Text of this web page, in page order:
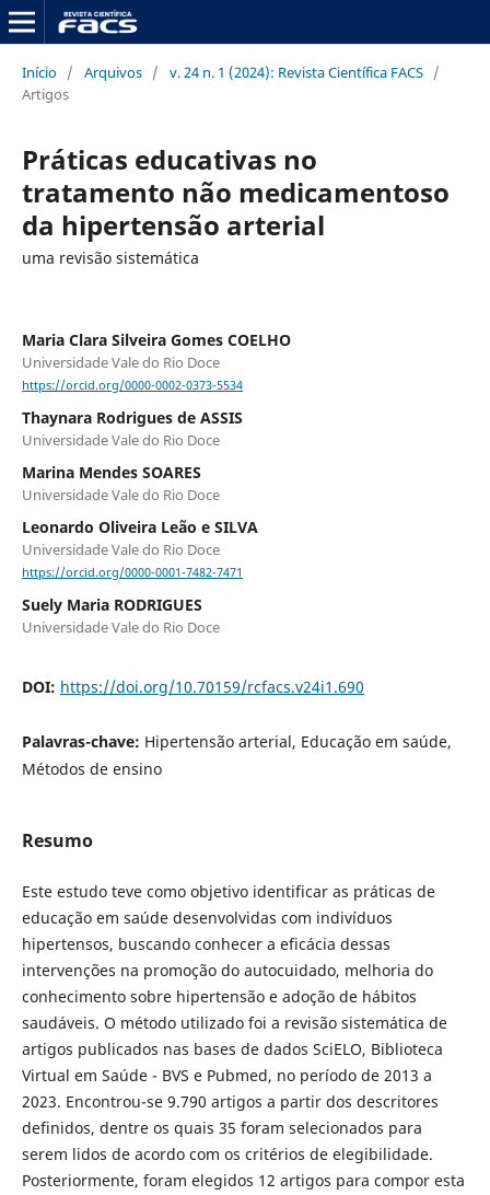
Início / Arquivos / v. 24 n. 1 (2024): Revista Científica FACS /
Artigos
Práticas educativas no
tratamento não medicamentoso
da hipertensão arterial
uma revisão sistemática
Maria Clara Silveira Gomes COELHO
Universidade Vale do Rio Doce
https://orcid.org/0000-0002-0373-5534
Thaynara Rodrigues de ASSIS
Universidade Vale do Rio Doce
Marina Mendes SOARES
Universidade Vale do Rio Doce
Leonardo Oliveira Leão e SILVA
Universidade Vale do Rio Doce
https://orcid.org/0000-0001-7482-7471
Suely Maria RODRIGUES
Universidade Vale do Rio Doce
DOI: https://doi.org/10.70159/rcfacs.v24i1.690
Palavras-chave: Hipertensão arterial, Educação em saúde,
Métodos de ensino
Resumo
Este estudo teve como objetivo identificar as práticas de
educação em saúde desenvolvidas com indivíduos
hipertensos, buscando conhecer a eficácia dessas
intervenções na promoção do autocuidado, melhoria do
conhecimento sobre hipertensão e adoção de hábitos
saudáveis. O método utilizado foi a revisão sistemática de
artigos publicados nas bases de dados SciELO, Biblioteca
Virtual em Saúde - BVS e Pubmed, no período de 2013 a
2023. Encontrou-se 9.790 artigos a partir dos descritores
definidos, dentre os quais 35 foram selecionados para
serem lidos de acordo com os critérios de elegibilidade.
Posteriormente, foram elegidos 12 artigos para compor esta